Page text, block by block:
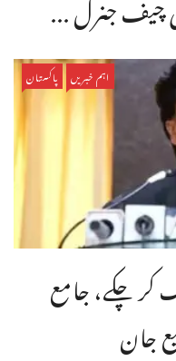
اہم خبریں پاکستان
کر چکے، جامع
جان